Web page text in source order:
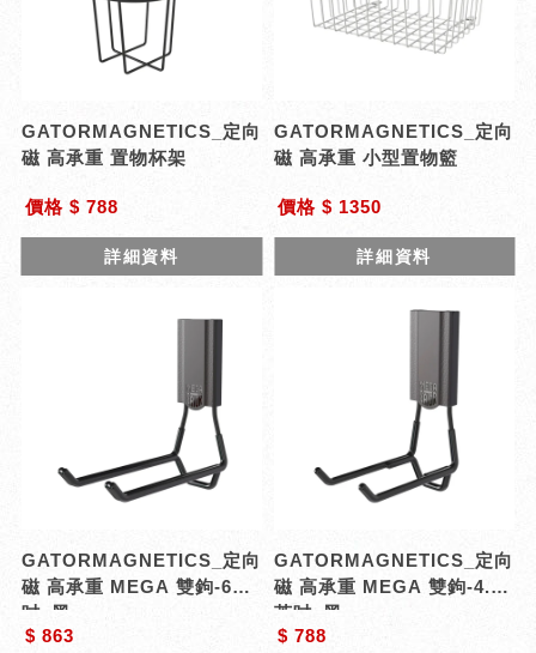
GATORMAGNETICS_定向
磁 高承重 置物杯架
價格 $ 788
詳細資料
GATORMAGNETICS_定向
磁 高承重 小型置物籃
價格 $ 1350
詳細資料
GATORMAGNETICS_定向
磁 高承重 MEGA 雙鉤-6英
吋_黑
$ 863
GATORMAGNETICS_定向
磁 高承重 MEGA 雙鉤-4.5
英吋_黑
$ 788